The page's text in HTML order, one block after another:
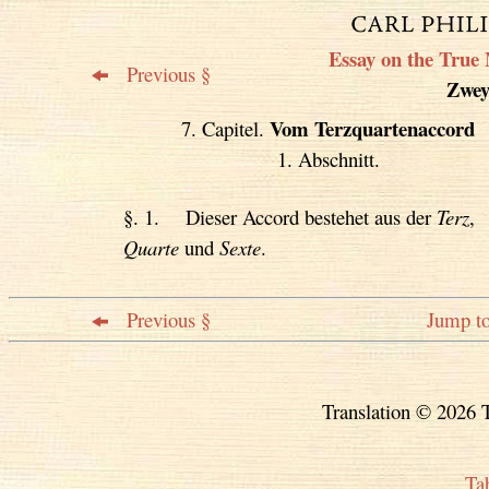
Previous §
Essay on the
7. Capitel. Vom Terzquartenaccord
1. Abschnitt.
§. 1. Dieser Accord bestehet aus derTerz,
Quarteund Sexte.
Previous § Jump
Translation © 2026